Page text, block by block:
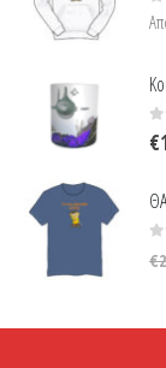
0
0
€
€